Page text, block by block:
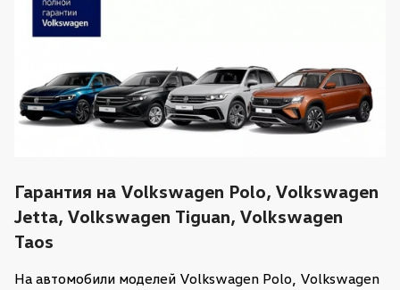
Гарантия на Volkswagen Polo, Volkswagen
Jetta, Volkswagen Tiguan, Volkswagen
Taos
На автомобили моделей Volkswagen Polo, Volkswagen